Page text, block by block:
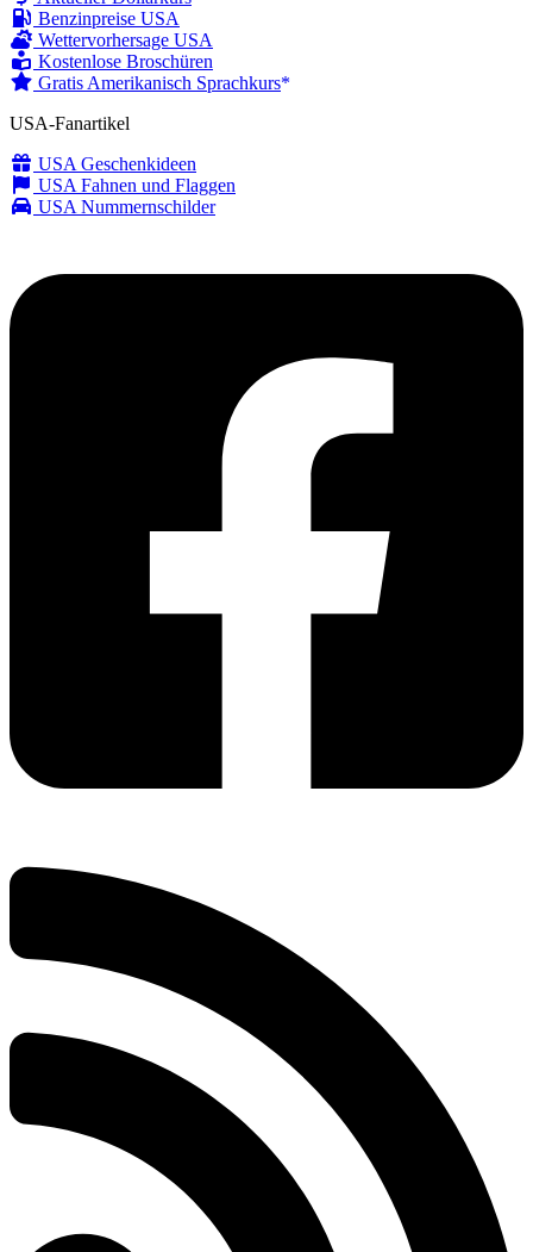
Benzinpreise USA
Wettervorhersage USA
Kostenlose Broschüren
Gratis Amerikanisch Sprachkurs
USA-Fanartikel
USA Geschenkideen
USA Fahnen und Flaggen
USA Nummernschilder